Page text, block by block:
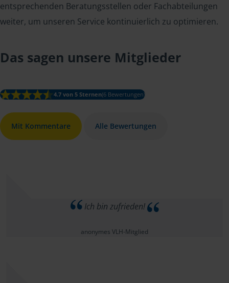
entsprechenden Beratungsstellen oder Fachabteilungen
weiter, um unseren Service kontinuierlich zu optimieren.
Das sagen unsere Mitglieder
4.7 von 5 Sternen(6 Bewertungen)
Mit Kommentare Alle Bewertungen
Ich bin zufrieden!
anonymes VLH-Mitglied